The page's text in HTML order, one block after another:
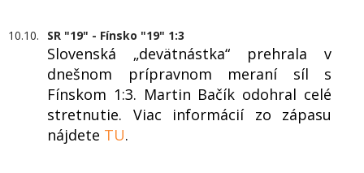
10.10. SR "19" - Fínsko "19" 1:3
Slovenská „devätnástka“ prehrala v
dnešnom prípravnom meraní síl s
Fínskom 1:3. Martin Bačík odohral celé
stretnutie. Viac informácií zo zápasu
nájdete TU.